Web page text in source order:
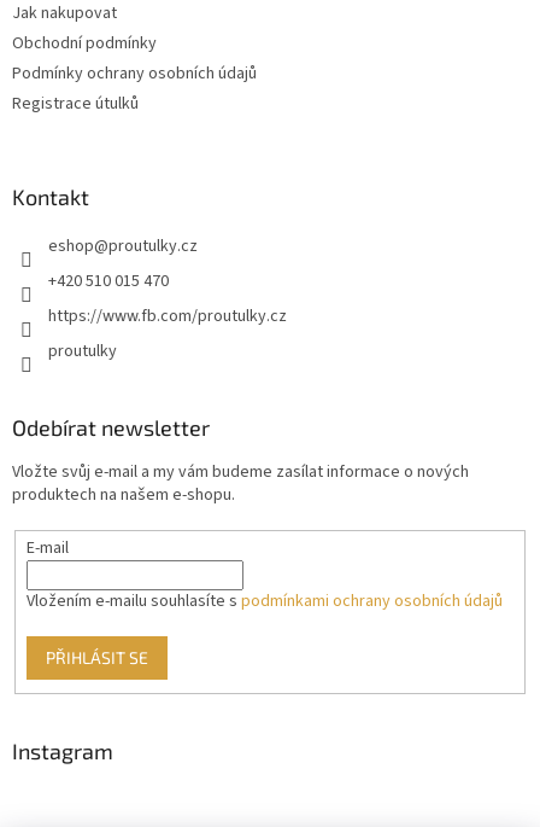
Jak nakupovat
Obchodní podmínky
Podmínky ochrany osobních údajů
Registrace útulků
Kontakt
eshop@proutulky.cz
+420 510 015 470
https://www.fb.com/proutulky.cz
proutulky
Odebírat newsletter
Vložte svůj e-mail a my vám budeme zasílat informace o nových
produktech na našem e-shopu.
E-mail
Vložením e-mailu souhlasíte s podmínkami ochrany osobních údajů
PŘIHLÁSIT SE
Instagram